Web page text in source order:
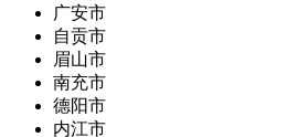
广安市
自贡市
眉山市
南充市
德阳市
内江市